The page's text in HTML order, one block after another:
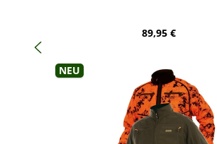
Regulärer Preis:
89,95 €
Neu